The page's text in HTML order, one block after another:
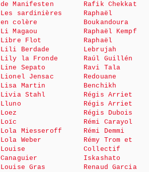
de Manifesten
Les sardinières
en colère
Li Magaou
Libre Flot
Lili Berdade
Lily la Fronde
Line Sepato
Lionel Jensac
Lisa Martin
Livia Stahl
Lluno
Loez
Loïc
Lola Miesseroff
Lola Weber
Louise
Canaguier
Louise Gras
Rafik Chekkat
Raphaël
Boukandoura
Raphaël Kempf
Raphaël
Lebrujah
Raúl Guillén
Ravi Tala
Redouane
Benchikh
Régis Arriet
Régis Arriet
Régis Dubois
Rémi Carayol
Rémi Demmi
Rémy Trom et
Collectif
Iskashato
Renaud Garcia